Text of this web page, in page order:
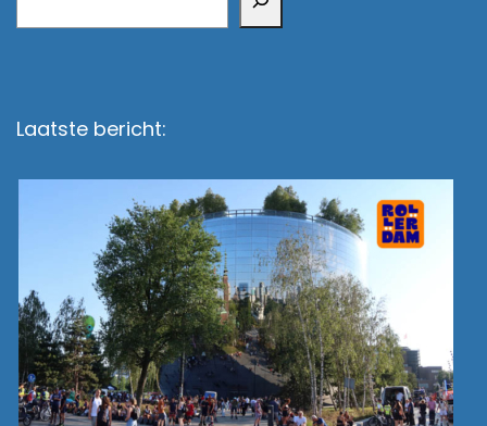
Laatste bericht: